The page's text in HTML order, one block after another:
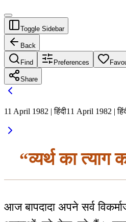
Toggle Sidebar
Back
Find Preferences
Share
11 April 1982 | हिंदी11 April 1982 |
“व्यर्थ का त्याग
आज बापदादा अपने सर्व